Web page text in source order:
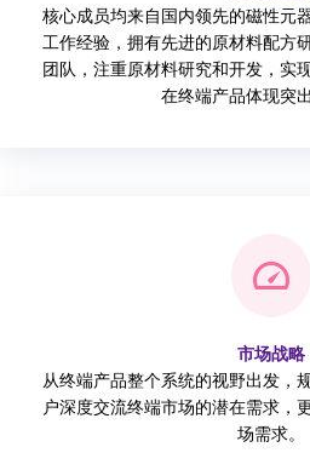
核心成员均来自国内领先的磁性元
工作经验，拥有先进的原材料配方
团队，注重原材料研究和开发，实
在终端产品体现突
市场战略
从终端产品整个系统的视野出发，
户深度交流终端市场的潜在需求，
场需求。